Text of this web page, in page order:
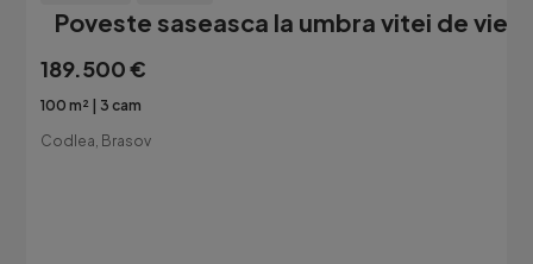
Poveste saseasca la umbra vitei de
189.500 €
100 m²
3 cam
Codlea, Brasov